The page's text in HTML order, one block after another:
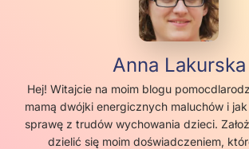
Anna Lakurska
Hej! Witajcie na moim blogu
mamą dwójki energicznych maluchów i
sprawę z trudów wychowania dzieci.
dzielić się moim doświadczeniem,